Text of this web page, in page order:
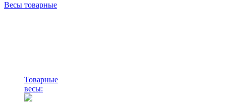
Весы товарные
Товарные
весы: